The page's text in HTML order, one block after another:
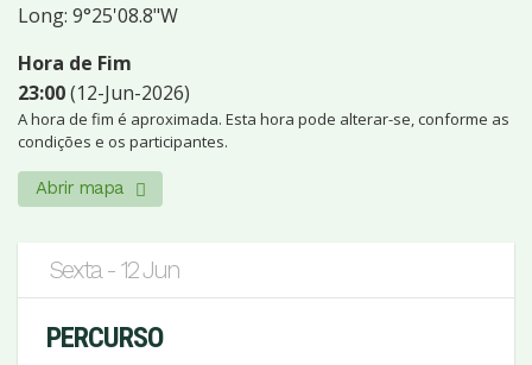
Long: 9°25'08.8"W
Hora de Fim
23:00(12-Jun-2026)
A hora de fim é aproximada. Esta hora pode alterar-se, conforme as
condições e os participantes.
Abrir mapa
Sexta - 12 Jun
PERCURSO